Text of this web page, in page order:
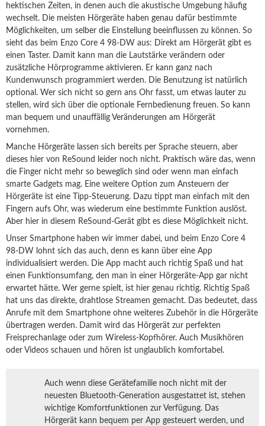
hektischen Zeiten, in denen auch die akustische Umgebung häufig
wechselt. Die meisten Hörgeräte haben genau dafür bestimmte
Möglichkeiten, um selber die Einstellung beeinflussen zu können. So
sieht das beim Enzo Core 4 98-DW aus: Direkt am Hörgerät gibt es
einen Taster. Damit kann man die Lautstärke verändern oder
zusätzliche Hörprogramme aktivieren. Er kann ganz nach
Kundenwunsch programmiert werden. Die Benutzung ist natürlich
optional. Wer sich nicht so gern ans Ohr fasst, um etwas lauter zu
stellen, wird sich über die optionale Fernbedienung freuen. So kann
man bequem und unauffällig Veränderungen am Hörgerät
vornehmen.
Manche Hörgeräte lassen sich bereits per Sprache steuern, aber
dieses hier von ReSound leider noch nicht. Praktisch wäre das, wenn
die Finger nicht mehr so beweglich sind oder wenn man einfach
smarte Gadgets mag. Eine weitere Option zum Ansteuern der
Hörgeräte ist eine Tipp-Steuerung. Dazu tippt man einfach mit den
Fingern aufs Ohr, was wiederum eine bestimmte Funktion auslöst.
Aber hier in diesem ReSound-Gerät gibt es diese Möglichkeit nicht.
Unser Smartphone haben wir immer dabei, und beim Enzo Core 4
98-DW lohnt sich das auch, denn es kann über eine App
individualisiert werden. Die App macht auch richtig Spaß und hat
einen Funktionsumfang, den man in einer Hörgeräte-App gar nicht
erwartet hätte. Wer gerne spielt, ist hier genau richtig. Richtig Spaß
hat uns das direkte, drahtlose Streamen gemacht. Das bedeutet, dass
Anrufe mit dem Smartphone ohne weiteres Zubehör in die Hörgeräte
übertragen werden. Damit wird das Hörgerät zur perfekten
Freisprechanlage oder zum Wireless-Kopfhörer. Auch Musikhören
oder Videos schauen und hören ist unglaublich komfortabel.
Auch wenn diese Gerätefamilie noch nicht mit der
neuesten Bluetooth-Generation ausgestattet ist, stehen
wichtige Komfortfunktionen zur Verfügung. Das
Hörgerät kann bequem per App gesteuert werden, und